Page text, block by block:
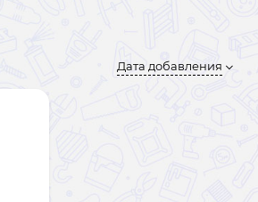
Дата добавления